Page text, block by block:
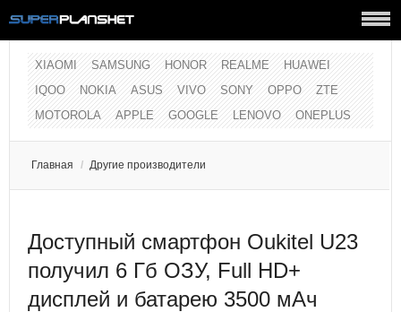
XIAOMI SAMSUNG HONOR REALME
HUAWEI
IQOO
NOKIA ASUS VIVO SONY OPPO
ZTE
MOTOROLA
APPLE GOOGLE LENOVO ONEPLUS
Главная / Другие производители
Доступный смартфон Oukitel U23
получил 6 Гб ОЗУ, Full HD+
дисплей и батарею 3500 мАч